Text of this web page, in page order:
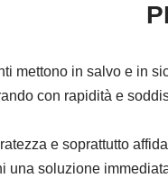
mettono in salvo e in
con rapidità e
e soprattutto
una soluzione